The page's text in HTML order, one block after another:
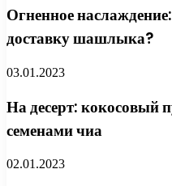
Огненное
доставку шашлыка?
03.01.2023
На десерт: кокосовый
семенами чиа
02.01.2023